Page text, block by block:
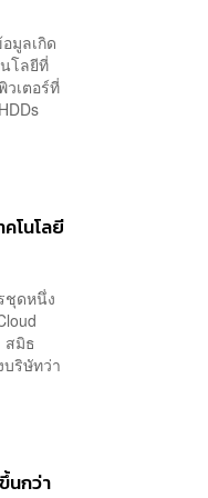
มูลเกิด
โลยีที่
วเตอร์ที่
โนโลยี
ชุดหนึ่ง
สมิธ
ริษัทว่า
นกว่า